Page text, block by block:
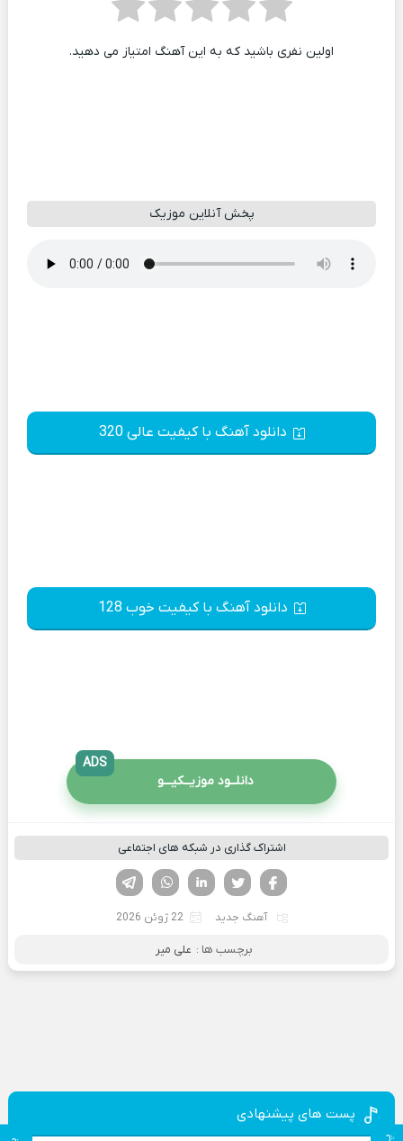
اولین نفری باشید که به این آهنگ امتیاز می دهید.
پخش آنلاین موزیک
دانلود آهنگ با کیفیت عالی 320
دانلود آهنگ با کیفیت خوب 128
دانلــود موزیــکیـــو
ADS
اشتراک گذاری در شبکه های اجتماعی
لینکدین تویتر
فیسوک
آهنگ جدید 22 ژوئن 2026
برچسب ها : علی میر
پست های پیشنهادی